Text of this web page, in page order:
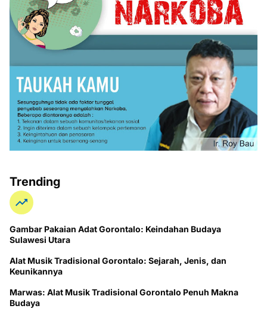
Trending
Gambar Pakaian Adat Gorontalo: Keindahan Budaya
Sulawesi Utara
Alat Musik Tradisional Gorontalo: Sejarah, Jenis, dan
Keunikannya
Marwas: Alat Musik Tradisional Gorontalo Penuh Makna
Budaya